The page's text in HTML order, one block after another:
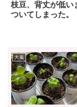
枝豆、背丈が低い
ついてしまった。
大葉